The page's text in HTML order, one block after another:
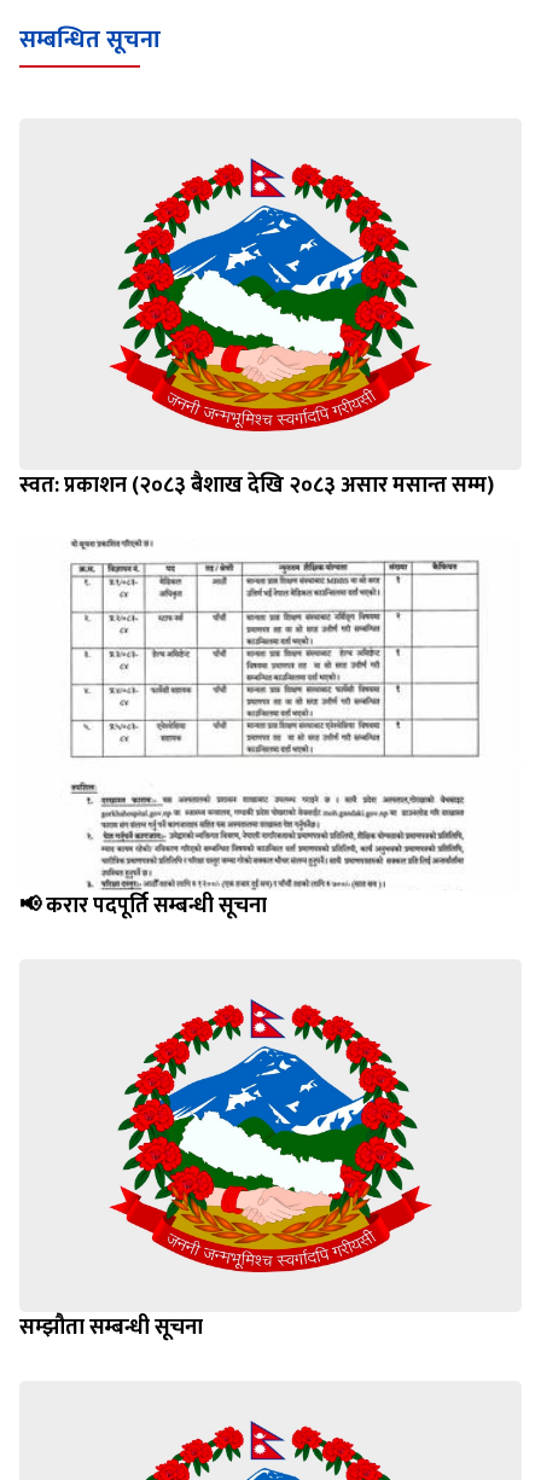
सम्बन्धित सूचना
स्वत: प्रकाशन (२०८३ बैशाख देखि २०८३ असार मसान्त सम्म)
📢 करार पदपूर्ति सम्बन्धी सूचना
सम्झौता सम्बन्धी सूचना